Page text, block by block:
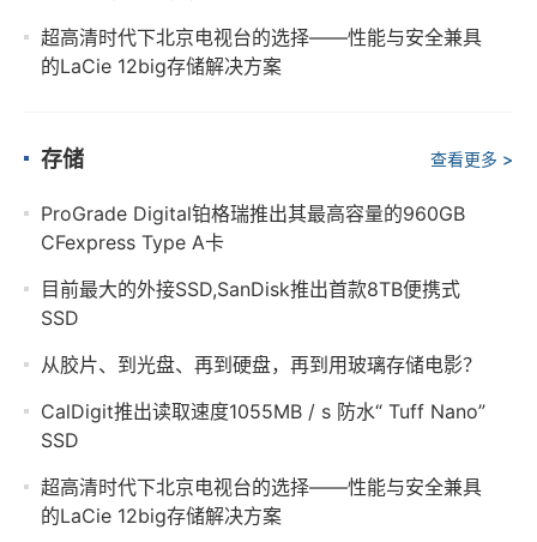
超高清时代下北京电视台的选择——性能与安全兼具
的LaCie 12big存储解决方案
存储 查看更多 >
ProGrade Digital铂格瑞推出其最高容量的960GB
CFexpress Type A卡
目前最大的外接SSD,SanDisk推出首款8TB便携式
SSD
从胶片、到光盘、再到硬盘，再到用玻璃存储电影？
CalDigit推出读取速度1055MB / s 防水“ Tuff Nano”
SSD
超高清时代下北京电视台的选择——性能与安全兼具
的LaCie 12big存储解决方案